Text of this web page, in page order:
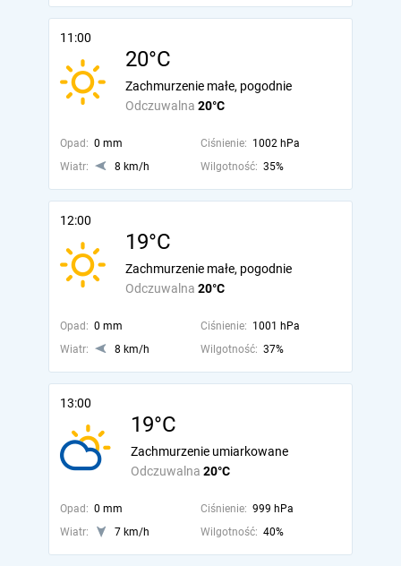
11:00
20°C
Odczuwalna 20°C
Zachmurzenie małe, pogodnie
Opad: 0 mm Ciśnienie: 1002 hPa
Wiatr:
8 km/h Wilgotność: 35%
12:00
19°C
Odczuwalna 20°C
Zachmurzenie małe, pogodnie
Opad: 0 mm Ciśnienie: 1001 hPa
Wiatr:
8 km/h Wilgotność: 37%
13:00
19°C
Odczuwalna 20°C
Zachmurzenie umiarkowane
Opad: 0 mm Ciśnienie: 999 hPa
Wiatr:
7 km/h Wilgotność: 40%